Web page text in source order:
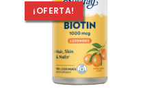
¡OFERTA!